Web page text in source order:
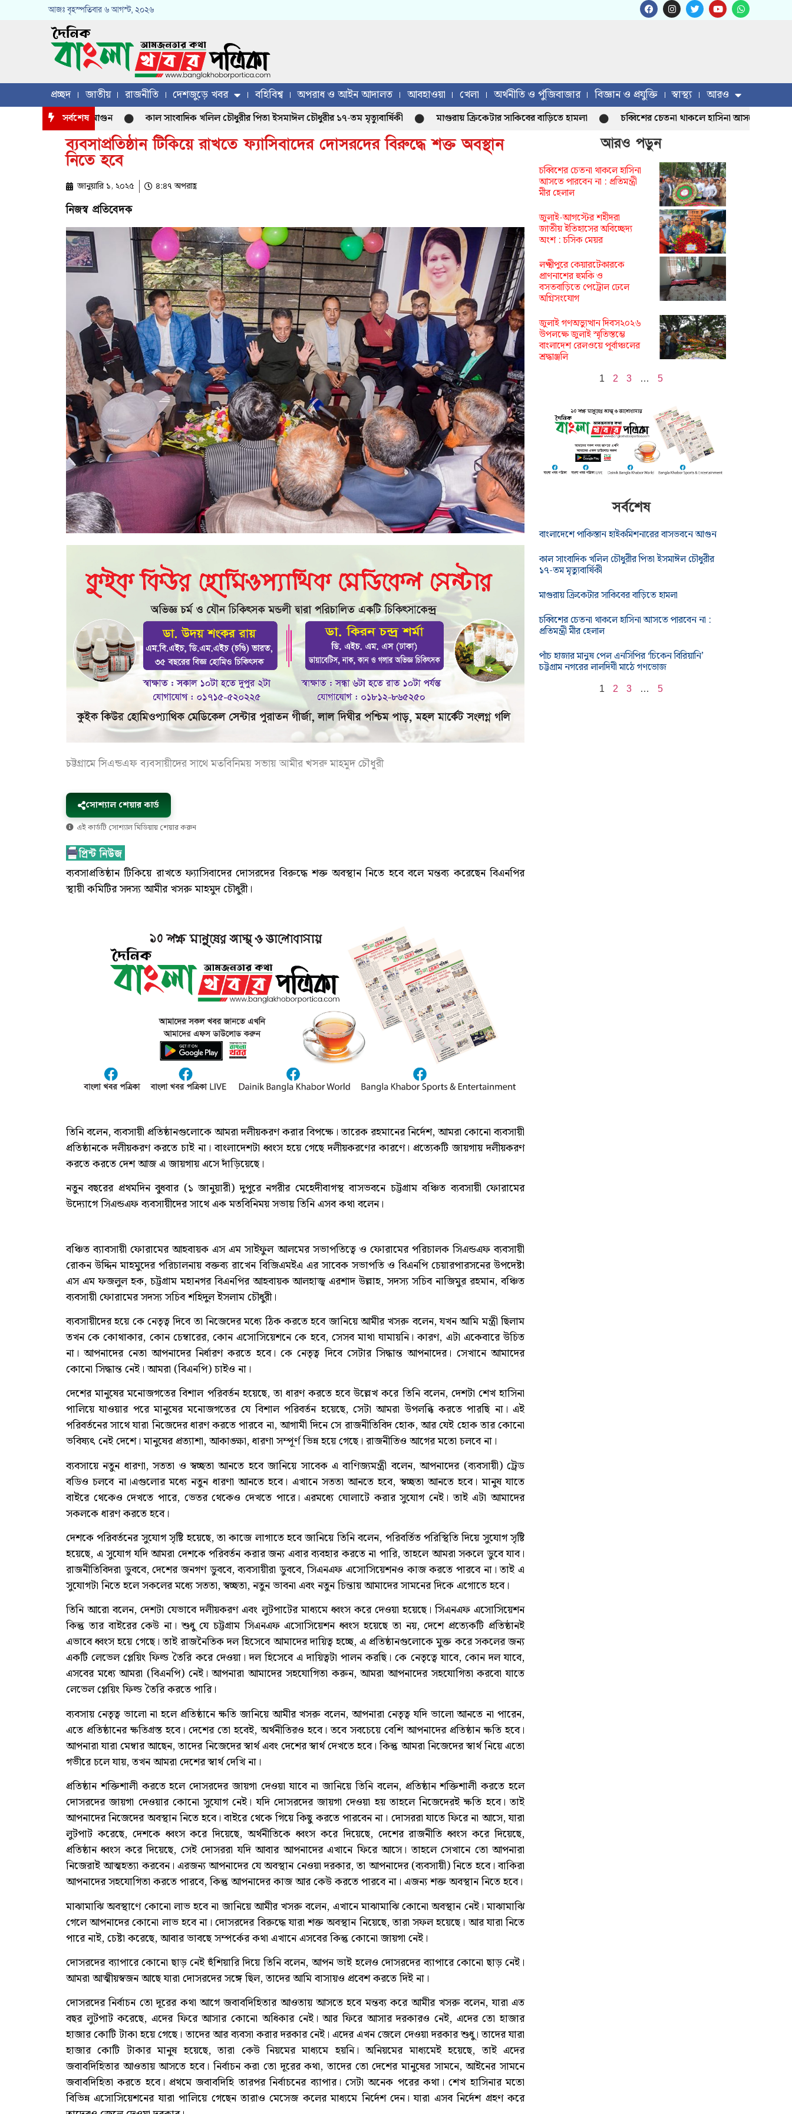
আজঃবৃহস্পতিবার ৬ আগস্ট, ২০২৬
প্রচ্ছদ জাতীয় রাজনীতি দেশজুড়ে খবর বহিবিশ্ব অপরাধ ও আইন আদালত আবহাওয়া খেলা অর্থনীতি ও পুঁজিবাজার বিজ্ঞান ও প্রযুক্তি স্বাস্থ্য আরও
সর্বশেষ কাল সাংবাদিক খলিল চৌধুরীর পিতা ইসমাঈল চৌধুরীর ১৭-তম মৃত্যুবার্ষিকী মাগুরায় ক্রিকেটার সাকিবের বাড়িতে হামলা চব্বিশের চেতনা থাকলে হাসিনা আসতে পারবেন না :
ব্যবসাপ্রতিষ্ঠান টিকিয়ে রাখতে ফ্যাসিবাদের দোসরদের বিরুদ্ধে শক্ত অবস্থান
নিতে হবে
জানুয়ারি ১, ২০২৫ ৪:৪৭ অপরাহ্ণ
নিজস্ব প্রতিবেদক
চট্টগ্রামে সিএন্ডএফ ব্যবসায়ীদের সাথে মতবিনিময় সভায় আমীর খসরু মাহমুদ চৌধুরী
সোশ্যাল শেয়ার কার্ড
এই কার্ডটি সোশ্যাল মিডিয়ায় শেয়ার করুন
ব্যবসাপ্রতিষ্ঠান টিকিয়ে রাখতে ফ্যাসিবাদের দোসরদের বিরুদ্ধে শক্ত অবস্থান নিতে হবে বলে মন্তব্য করেছেন বিএনপির
স্থায়ী কমিটির সদস্য আমীর খসরু মাহমুদ চৌধুরী।
তিনি বলেন, ব্যবসায়ী প্রতিষ্ঠানগুলোকে আমরা দলীয়করণ করার বিপক্ষে। তারেক রহমানের নির্দেশ, আমরা কোনো ব্যবসায়ী
প্রতিষ্ঠানকে দলীয়করণ করতে চাই না। বাংলাদেশটা ধ্বংস হয়ে গেছে দলীয়করণের কারণে। প্রত্যেকটি জায়গায় দলীয়করণ
করতে করতে দেশ আজ এ জায়গায় এসে দাঁড়িয়েছে।
নতুন বছরের প্রথমদিন বুধবার (১ জানুয়ারী) দুপুরে নগরীর মেহেদীবাগস্থ বাসভবনে চট্টগ্রাম বঞ্চিত ব্যবসায়ী ফোরামের
উদ্যোগে সিএন্ডএফ ব্যবসায়ীদের সাথে এক মতবিনিময় সভায় তিনি এসব কথা বলেন।
বঞ্চিত ব্যাবসায়ী ফোরামের আহবায়ক এস এম সাইফুল আলমের সভাপতিত্বে ও ফোরামের পরিচালক সিএন্ডএফ ব্যবসায়ী
রোকন উদ্দিন মাহমুদের পরিচালনায় বক্তব্য রাখেন বিজিএমইএ এর সাবেক সভাপতি ও বিএনপি চেয়ারপারসনের উপদেষ্টা
এস এম ফজলুল হক, চট্টগ্রাম মহানগর বিএনপির আহবায়ক আলহাজ্ব এরশাদ উল্লাহ, সদস্য সচিব নাজিমুর রহমান, বঞ্চিত
ব্যবসায়ী ফোরামের সদস্য সচিব শহিদুল ইসলাম চৌধুরী।
ব্যবসায়ীদের হয়ে কে নেতৃত্ব দিবে তা নিজেদের মধ্যে ঠিক করতে হবে জানিয়ে আমীর খসরু বলেন, যখন আমি মন্ত্রী ছিলাম
তখন কে কোথাকার, কোন চেম্বারের, কোন এসোসিয়েশনে কে হবে, সেসব মাথা ঘামায়নি। কারণ, এটা একেবারে উচিত
না। আপনাদের নেতা আপনাদের নির্ধারণ করতে হবে। কে নেতৃত্ব দিবে সেটার সিদ্ধান্ত আপনাদের। সেখানে আমাদের
কোনো সিদ্ধান্ত নেই। আমরা (বিএনপি) চাইও না।
দেশের মানুষের মনোজগতের বিশাল পরিবর্তন হয়েছে, তা ধারণ করতে হবে উল্লেখ করে তিনি বলেন, দেশটা শেখ হাসিনা
পালিয়ে যাওয়ার পরে মানুষের মনোজগতের যে বিশাল পরিবর্তন হয়েছে, সেটা আমরা উপলব্ধি করতে পারছি না। এই
পরিবর্তনের সাথে যারা নিজেদের ধারণ করতে পারবে না, আগামী দিনে সে রাজনীতিবিদ হোক, আর যেই হোক তার কোনো
ভবিষ্যৎ নেই দেশে। মানুষের প্রত্যাশা, আকাঙ্ক্ষা, ধারণা সম্পূর্ণ ভিন্ন হয়ে গেছে। রাজনীতিও আগের মতো চলবে না।
ব্যবসায়ে নতুন ধারণা, সততা ও স্বচ্ছতা আনতে হবে জানিয়ে সাবেক এ বাণিজ্যমন্ত্রী বলেন, আপনাদের (ব্যবসায়ী) ট্রেড
বডিও চলবে না।এগুলোর মধ্যে নতুন ধারণা আনতে হবে। এখানে সততা আনতে হবে, স্বচ্ছতা আনতে হবে। মানুষ যাতে
বাইরে থেকেও দেখতে পারে, ভেতর থেকেও দেখতে পারে। এরমধ্যে ঘোলাটে করার সুযোগ নেই। তাই এটা আমাদের
সকলকে ধারণ করতে হবে।
দেশকে পরিবর্তনের সুযোগ সৃষ্টি হয়েছে, তা কাজে লাগাতে হবে জানিয়ে তিনি বলেন, পরিবর্তিত পরিস্থিতি দিয়ে সুযোগ সৃষ্টি
হয়েছে, এ সুযোগ যদি আমরা দেশকে পরিবর্তন করার জন্য এবার ব্যবহার করতে না পারি, তাহলে আমরা সকলে ডুবে যাব।
রাজনীতিবিদরা ডুববে, দেশের জনগণ ডুববে, ব্যবসায়ীরা ডুববে, সিএনএফ এসোসিয়েশনও কাজ করতে পারবে না। তাই এ
সুযোগটা নিতে হলে সকলের মধ্যে সততা, স্বচ্ছতা, নতুন ভাবনা এবং নতুন চিন্তায় আমাদের সামনের দিকে এগোতে হবে।
তিনি আরো বলেন, দেশটা যেভাবে দলীয়করণ এবং লুটপাটের মাধ্যমে ধ্বংস করে দেওয়া হয়েছে। সিএনএফ এসোসিয়েশন
কিন্তু তার বাইরের কেউ না। শুধু যে চট্টগ্রাম সিএনএফ এসোসিয়েশন ধ্বংস হয়েছে তা নয়, দেশে প্রত্যেকটি প্রতিষ্ঠানই
এভাবে ধ্বংস হয়ে গেছে। তাই রাজনৈতিক দল হিসেবে আমাদের দায়িত্ব হচ্ছে, এ প্রতিষ্ঠানগুলোকে মুক্ত করে সকলের জন্য
একটি লেভেল প্লেয়িং ফিল্ড তৈরি করে দেওয়া। দল হিসেবে এ দায়িত্বটা পালন করছি। কে নেতৃত্বে যাবে, কোন দল যাবে,
এসবের মধ্যে আমরা (বিএনপি) নেই। আপনারা আমাদের সহযোগিতা করুন, আমরা আপনাদের সহযোগিতা করবো যাতে
লেভেল প্লেয়িং ফিল্ড তৈরি করতে পারি।
ব্যবসায় নেতৃত্ব ভালো না হলে প্রতিষ্ঠানে ক্ষতি জানিয়ে আমীর খসরু বলেন, আপনারা নেতৃত্ব যদি ভালো আনতে না পারেন,
এতে প্রতিষ্ঠানের ক্ষতিগ্রস্ত হবে। দেশের তো হবেই, অর্থনীতিরও হবে। তবে সবচেয়ে বেশি আপনাদের প্রতিষ্ঠান ক্ষতি হবে।
আপনারা যারা মেম্বার আছেন, তাদের নিজেদের স্বার্থ এবং দেশের স্বার্থ দেখতে হবে। কিন্তু আমরা নিজেদের স্বার্থ নিয়ে এতো
গভীরে চলে যায়, তখন আমরা দেশের স্বার্থ দেখি না।
প্রতিষ্ঠান শক্তিশালী করতে হলে দোসরদের জায়গা দেওয়া যাবে না জানিয়ে তিনি বলেন, প্রতিষ্ঠান শক্তিশালী করতে হলে
দোসরদের জায়গা দেওয়ার কোনো সুযোগ নেই। যদি দোসরদের জায়গা দেওয়া হয় তাহলে নিজেদেরই ক্ষতি হবে। তাই
আপনাদের নিজেদের অবস্থান নিতে হবে। বাইরে থেকে গিয়ে কিছু করতে পারবেন না। দোসররা যাতে ফিরে না আসে, যারা
লুটপাট করেছে, দেশকে ধ্বংস করে দিয়েছে, অর্থনীতিকে ধ্বংস করে দিয়েছে, দেশের রাজনীতি ধ্বংস করে দিয়েছে,
প্রতিষ্ঠান ধ্বংস করে দিয়েছে, সেই দোসররা যদি আবার আপনাদের এখানে ফিরে আসে। তাহলে সেখানে তো আপনারা
নিজেরাই আত্মহত্যা করবেন। এরজন্য আপনাদের যে অবস্থান নেওয়া দরকার, তা আপনাদের (ব্যবসায়ী) নিতে হবে। বাকিরা
আপনাদের সহযোগিতা করতে পারবে, কিন্তু আপনাদের কাজ আর কেউ করতে পারবে না। এজন্য শক্ত অবস্থান নিতে হবে।
মাঝামাঝি অবস্থাণে কোনো লাভ হবে না জানিয়ে আমীর খসরু বলেন, এখানে মাঝামাঝি কোনো অবস্থান নেই। মাঝামাঝি
গেলে আপনাদের কোনো লাভ হবে না। দোসরদের বিরুদ্ধে যারা শক্ত অবস্থান নিয়েছে, তারা সফল হয়েছে। আর যারা নিতে
পারে নাই, চেষ্টা করেছে, আবার ভাবছে সম্পর্কের কথা এখানে এসবের কিন্তু কোনো জায়গা নেই।
দোসরদের ব্যাপারে কোনো ছাড় নেই হুঁশিয়ারি দিয়ে তিনি বলেন, আপন ভাই হলেও দোসরদের ব্যাপারে কোনো ছাড় নেই।
আমরা আত্মীয়স্বজন আছে যারা দোসরদের সঙ্গে ছিল, তাদের আমি বাসায়ও প্রবেশ করতে দিই না।
দোসরদের নির্বাচন তো দূরের কথা আগে জবাবদিহিতার আওতায় আসতে হবে মন্তব্য করে আমীর খসরু বলেন, যারা এত
বছর লুটপাট করেছে, এদের ফিরে আসার কোনো অধিকার নেই। আর ফিরে আসার দরকারও নেই, এদের তো হাজার
হাজার কোটি টাকা হয়ে গেছে। তাদের আর ব্যবসা করার দরকার নেই। এদের এখন জেলে দেওয়া দরকার শুধু। তাদের যারা
হাজার কোটি টাকার মানুষ হয়েছে, তারা কেউ নিয়মের মাধ্যমে হয়নি। অনিয়মের মাধ্যমেই হয়েছে, তাই এদের
জবাবদিহিতার আওতায় আসতে হবে। নির্বাচন করা তো দূরের কথা, তাদের তো দেশের মানুষের সামনে, আইনের সামনে
জবাবদিহিতা করতে হবে। প্রথমে জবাবদিহি তারপর নির্বাচনের ব্যাপার। সেটা অনেক পরের কথা। শেখ হাসিনার মতো
বিভিন্ন এসোসিয়েশনের যারা পালিয়ে গেছেন তারাও মেসেজ কলের মাধ্যমে নির্দেশ দেন। যারা এসব নির্দেশ গ্রহণ করে
আরও পড়ুন
চব্বিশের চেতনা থাকলে হাসিনা
আসতে পারবেন না : প্রতিমন্ত্রী
মীর হেলাল
জুলাই-আগস্টের শহীদরা
জাতীয় ইতিহাসের অবিচ্ছেদ্য
অংশ : চসিক মেয়র
লক্ষ্মীপুরে কেয়ারটেকারকে
প্রাণনাশের হুমকি ও
বসতবাড়িতে পেট্রোল ঢেলে
অগ্নিসংযোগ
জুলাই গণঅভ্যুত্থান দিবস২০২৬
উপলক্ষে জুলাই স্মৃতিস্তম্ভে
বাংলাদেশ রেলওয়ে পূর্বাঞ্চলের
শ্রদ্ধাঞ্জলি
1 2 3 … 5
সর্বশেষ
বাংলাদেশে পাকিস্তান হাইকমিশনারের বাসভবনে আগুন
কাল সাংবাদিক খলিল চৌধুরীর পিতা ইসমাঈল চৌধুরীর
১৭-তম মৃত্যুবার্ষিকী
মাগুরায় ক্রিকেটার সাকিবের বাড়িতে হামলা
চব্বিশের চেতনা থাকলে হাসিনা আসতে পারবেন না :
প্রতিমন্ত্রী মীর হেলাল
পাঁচ হাজার মানুষ পেল এনসিপির ‘চিকেন বিরিয়ানি’
চট্টগ্রাম নগরের লালদিঘী মাঠে গণভোজ
1 2 3 … 5